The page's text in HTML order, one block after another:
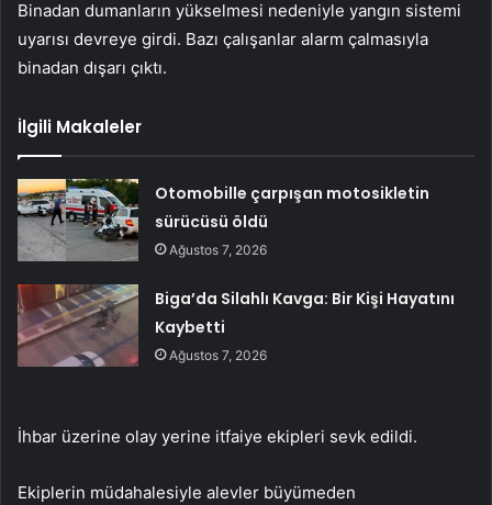
Binadan dumanların yükselmesi nedeniyle yangın sistemi
uyarısı devreye girdi. Bazı çalışanlar alarm çalmasıyla
binadan dışarı çıktı.
İlgili Makaleler
Otomobille çarpışan motosikletin
sürücüsü öldü
Ağustos 7, 2026
Biga’da Silahlı Kavga: Bir Kişi Hayatını
Kaybetti
Ağustos 7, 2026
İhbar üzerine olay yerine itfaiye ekipleri sevk edildi.
Ekiplerin müdahalesiyle alevler büyümeden